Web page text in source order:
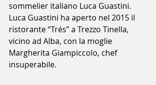
sommelier italiano Luca Guastini.
Luca Guastini ha aperto nel 2015 ﻿il
ristorante “Trés” a Trezzo Tinella,
vicino ad Alba, con la moglie
Margherita Giampiccolo, chef
insuperabile.